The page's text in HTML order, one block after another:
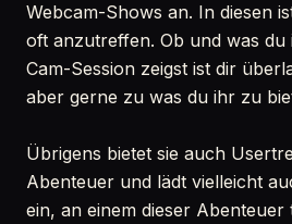
Webcam-Shows an. In diesen
oft anzutreffen. Ob und was
Cam-Session zeigst ist dir
aber gerne zu was du ihr zu
Übrigens bietet sie auch
Abenteuer und lädt vielleicht
ein, an einem dieser Abenteuer